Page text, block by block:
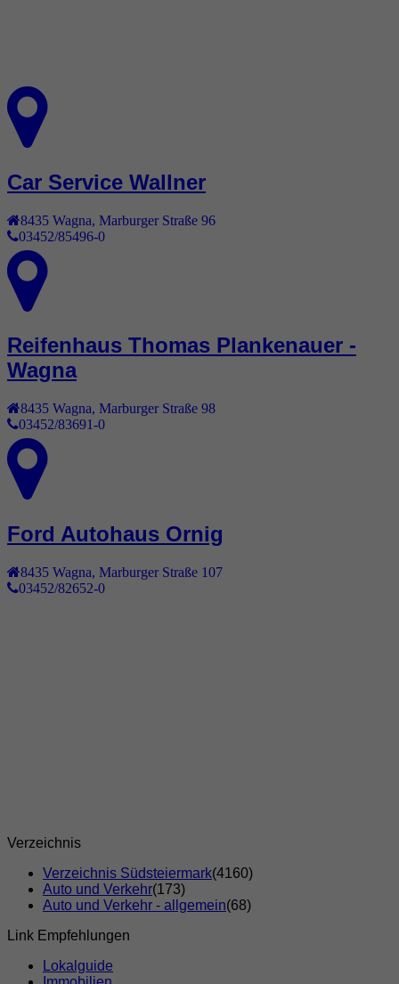
Car Service Wallner
8435 Wagna Marburger Straße 96
03452/85496-0
Reifenhaus Thomas Plankenauer -
Wagna
8435 Wagna, Marburger Straße 98
03452/83691-0
Ford Autohaus Ornig
8435 Wagna Marburger Straße 107
03452/82652-0
Verzeichnis
Verzeichnis Südsteiermark(4160)
Auto und Verkehr(173)
Auto und Verkehr - allgemein(68)
Link Empfehlungen
Lokalguide